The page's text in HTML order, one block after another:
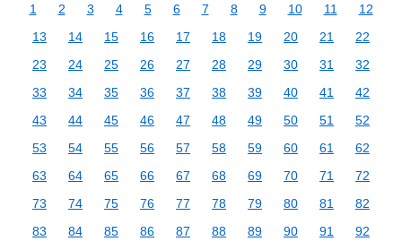
1 2 3 4 5 6 7 8 9 10 11
12
13
14 15 16 17 18 19 20 21
22
23
24 25 26 27 28 29 30 31
32
33
34 35 36 37 38 39 40 41
42
43
44 45 46 47 48 49 50 51
52
53
54 55 56 57 58 59 60 61
62
63
64 65 66 67 68 69 70 71
72
73
74 75 76 77 78 79 80 81
82
83
84 85 86 87 88 89 90 91
92